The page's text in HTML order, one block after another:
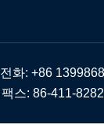
전화: +86
팩스: 86-411-